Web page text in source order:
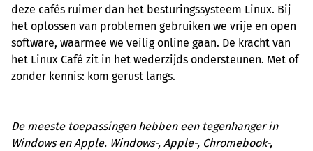
deze cafés ruimer dan het besturingssysteem Linux. Bij
het oplossen van problemen gebruiken we vrije en open
software, waarmee we veilig online gaan. De kracht van
het Linux Café zit in het wederzijds ondersteunen. Met of
zonder kennis: kom gerust langs.
De meeste toepassingen hebben een tegenhanger in
Windows en Apple. Windows-, Apple-, Chromebook-,